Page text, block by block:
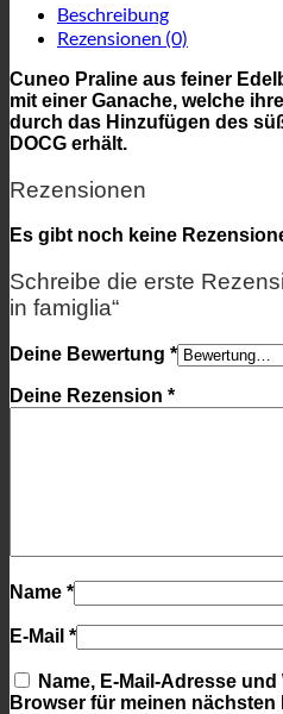
Beschreibung
Rezensionen (0)
Cuneo Praline aus feiner
mit einer Ganache, welche
durch das Hinzufügen des
DOCG erhält.
Rezensionen
Es gibt noch keine
Schreibe die erste
in famiglia“
Deine Bewertung *
Deine Rezension *
Name *
E-Mail *
Name, E-Mail-Adresse
Browser für meinen